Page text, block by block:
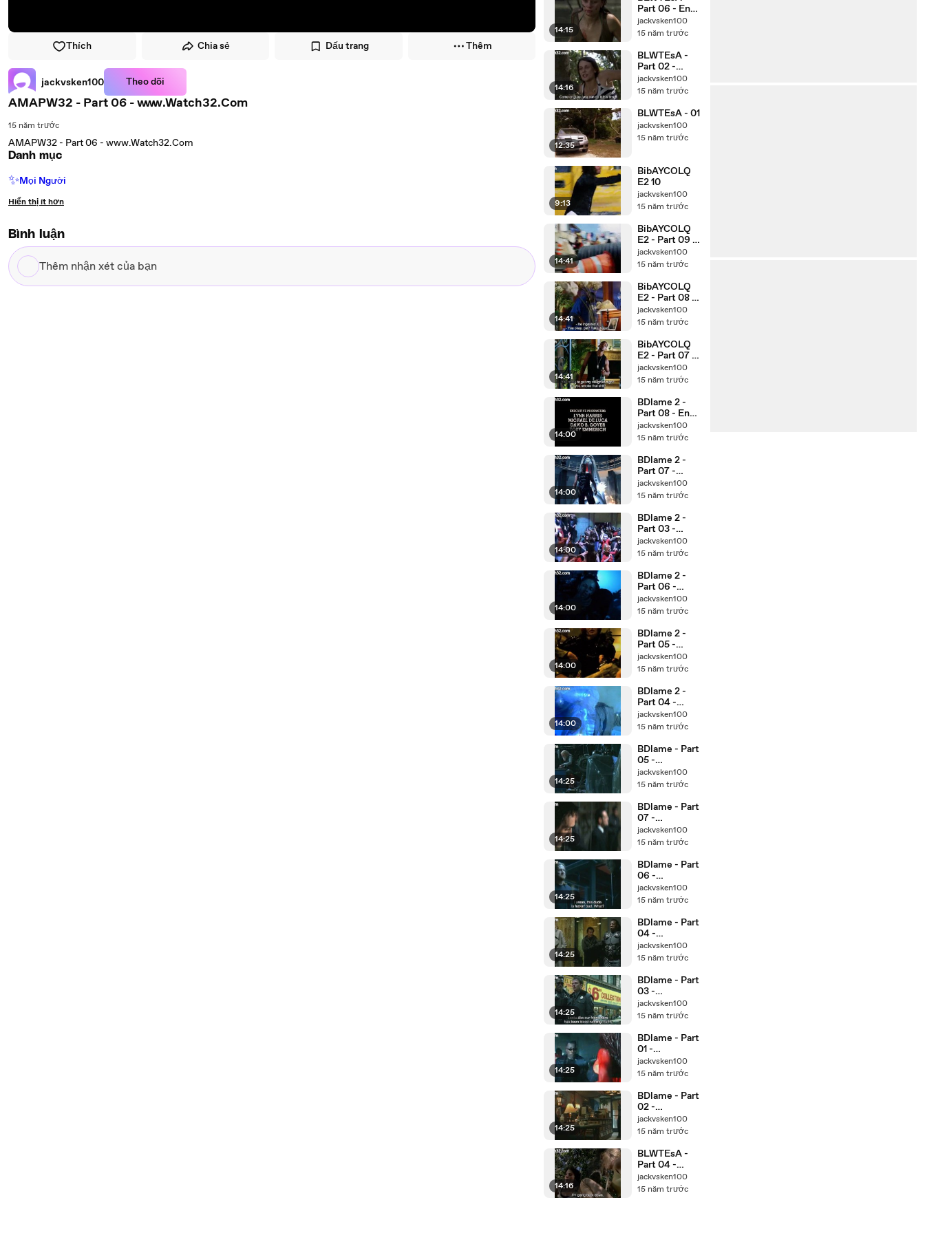
Thích Chia sẻ Dấu trang Thêm
jackvsken100 Theo dõi
AMAPW32 - Part 06 - www.Watch32.Com
15 năm trước
AMAPW32 - Part 06 - www.Watch32.Com
Danh mục
✨Mọi Người
Hiển thị ít hơn
Bình luận
Thêm
nhận
14:15
Part 06 - End
-
www.Watch3
jackvsken100
15 năm trước
14:16
BLWTEsA -
Part 02 -
www.Watch3
2.Com
jackvsken100
15 năm trước
12:35
BLWTEsA - 01
jackvsken100
15 năm trước
9:13
BibAYCOLQ
E2 10
jackvsken100
15 năm trước
14:41
BibAYCOLQ
E2 - Part 09 -
www.Watch3
2.Com
jackvsken100
15 năm trước
14:41
BibAYCOLQ
E2 - Part 08 -
www.Watch3
2.Com
jackvsken100
15 năm trước
14:41
BibAYCOLQ
E2 - Part 07 -
www.Watch3
2.Com
jackvsken100
15 năm trước
14:00
BDlame 2 -
Part 08 - End -
www.Watch3
2.Com
jackvsken100
15 năm trước
14:00
BDlame 2 -
Part 07 -
www.Watch3
2.Com
jackvsken100
15 năm trước
14:00
BDlame 2 -
Part 03 -
www.Watch3
2.Com
jackvsken100
15 năm trước
14:00
BDlame 2 -
Part 06 -
www.Watch3
2.Com
jackvsken100
15 năm trước
14:00
BDlame 2 -
Part 05 -
www.Watch3
2.Com
jackvsken100
15 năm trước
14:00
BDlame 2 -
Part 04 -
www.Watch3
2.Com
jackvsken100
15 năm trước
14:25
BDlame - Part
05 -
www.Watch3
2.Com
jackvsken100
15 năm trước
14:25
BDlame - Part
07 -
www.Watch3
2.Com
jackvsken100
15 năm trước
14:25
BDlame - Part
06 -
www.Watch3
2.Com
jackvsken100
15 năm trước
14:25
BDlame - Part
04 -
www.Watch3
2.Com
jackvsken100
15 năm trước
14:25
BDlame - Part
03 -
www.Watch3
2.Com
jackvsken100
15 năm trước
14:25
BDlame - Part
01 -
www.Watch3
2.Com
jackvsken100
15 năm trước
14:25
BDlame - Part
02 -
www.Watch3
2.Com
jackvsken100
15 năm trước
14:16
BLWTEsA -
Part 04 -
www.Watch3
2.Com
jackvsken100
15 năm trước